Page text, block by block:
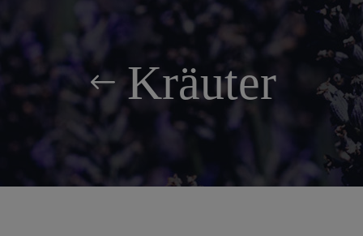
Kräuter